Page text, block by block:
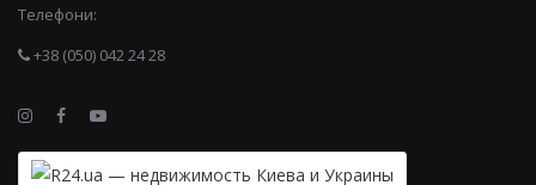
Телефони:
+38 (050) 042 24 28